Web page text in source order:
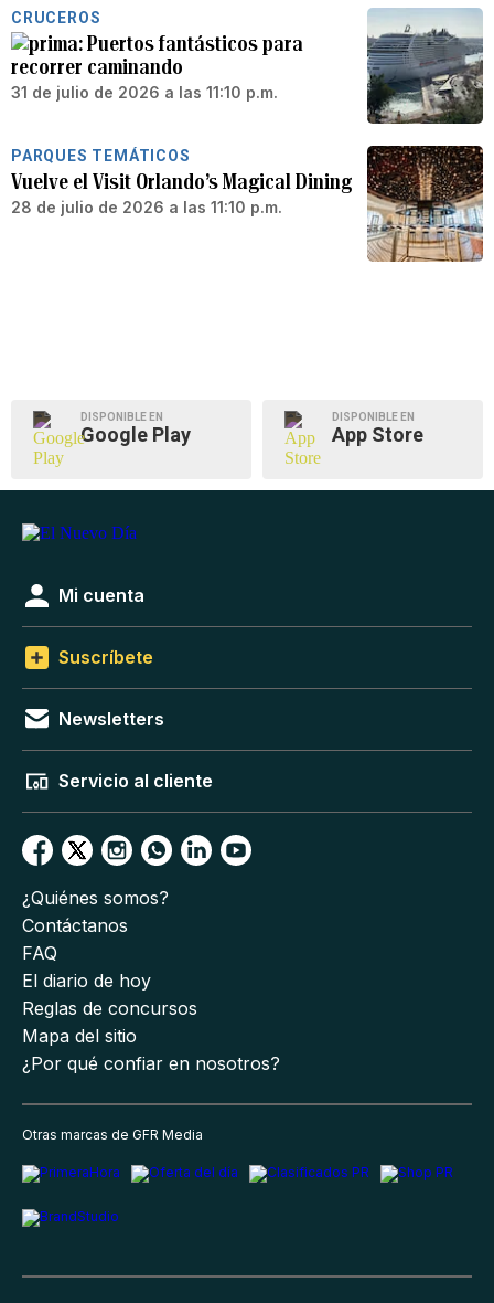
CRUCEROS
Puertos fantásticos para
recorrer caminando
31 de julio de 2026 a las 11:10 p.m.
PARQUES TEMÁTICOS
Vuelve el Visit Orlando’s Magical Dining
28 de julio de 2026 a las 11:10 p.m.
DISPONIBLE EN
Google Play
DISPONIBLE EN
App Store
Mi cuenta
Suscríbete
Newsletters
Servicio al cliente
¿Quiénes somos?
Contáctanos
FAQ
El diario de hoy
Reglas de concursos
Mapa del sitio
¿Por qué confiar en nosotros?
Otras marcas de GFR Media